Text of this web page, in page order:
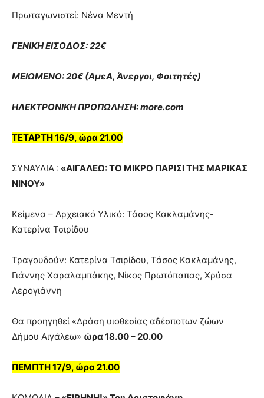
Πρωταγωνιστεί: Νένα Μεντή
ΓΕΝΙΚΗ ΕΙΣΟΔΟΣ: 22€
ΜΕΙΩΜΕΝΟ: 20€ (ΑμεΑ, Άνεργοι, Φοιτητές)
ΗΛΕΚΤΡΟΝΙΚΗ ΠΡΟΠΩΛΗΣΗ: more.com
ΤΕΤΑΡΤΗ 16/9, ώρα 21.00
ΣΥΝΑΥΛΙA : «ΑΙΓΑΛΕΩ: ΤΟ ΜΙΚΡΟ ΠΑΡΙΣΙ ΤΗΣ ΜΑΡΙΚΑΣ
ΝΙΝΟΥ»
Κείμενα – Αρχειακό Υλικό: Τάσος Κακλαμάνης-
Κατερίνα Τσιρίδου
Τραγουδούν: Κατερίνα Τσιρίδου, Τάσος Κακλαμάνης,
Γιάννης Χαραλαμπάκης, Νίκος Πρωτόπαπας, Χρύσα
Λερογιάννη
Θα προηγηθεί «Δράση υιοθεσίας αδέσποτων ζώων
Δήμου Αιγάλεω» ώρα 18.00 – 20.00
ΠΕΜΠΤΗ 17/9, ώρα 21.00